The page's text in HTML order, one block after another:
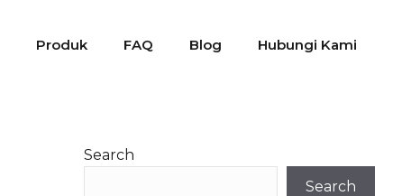
Produk FAQ Blog Hubungi Kami
Search
Search